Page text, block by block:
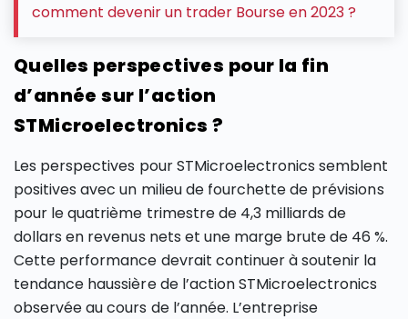
comment devenir un trader Bourse en 2023 ?
Quelles perspectives pour la fin
d’année sur l’action
STMicroelectronics ?
Les perspectives pour STMicroelectronics semblent
positives avec un milieu de fourchette de prévisions
pour le quatrième trimestre de 4,3 milliards de
dollars en revenus nets et une marge brute de 46 %​​.
Cette performance devrait continuer à soutenir la
tendance haussière de l’action STMicroelectronics
observée au cours de l’année. L’entreprise